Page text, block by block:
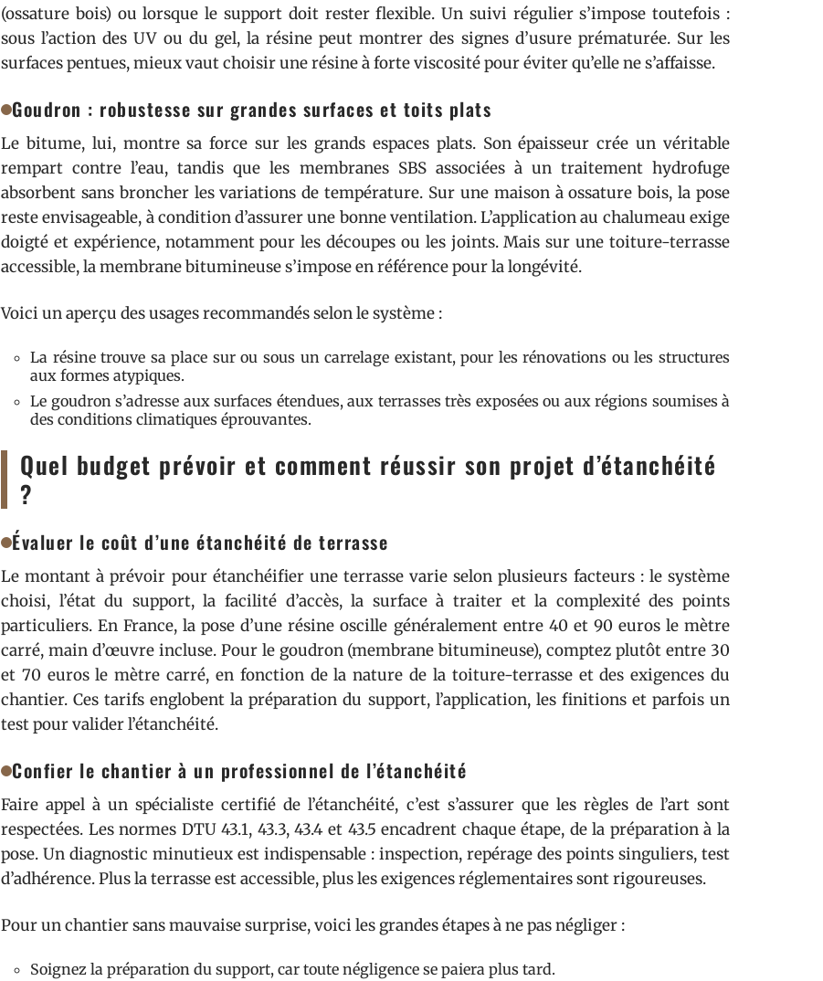
(ossature bois) ou lorsque le support doit rester flexible. Un suivi régulier s’impose toutefois :
sous l’action des UV ou du gel, la résine peut montrer des signes d’usure prématurée. Sur les
surfaces pentues, mieux vaut choisir une résine à forte viscosité pour éviter qu’elle ne s’affaisse.
Goudron : robustesse sur grandes surfaces et toits plats
Le bitume, lui, montre sa force sur les grands espaces plats. Son épaisseur crée un véritable
rempart contre l’eau, tandis que les membranes SBS associées à un traitement hydrofuge
absorbent sans broncher les variations de température. Sur une maison à ossature bois, la pose
reste envisageable, à condition d’assurer une bonne ventilation. L’application au chalumeau exige
doigté et expérience, notamment pour les découpes ou les joints. Mais sur une toiture-terrasse
accessible, la membrane bitumineuse s’impose en référence pour la longévité.
Voici un aperçu des usages recommandés selon le système :
La résine trouve sa place sur ou sous un carrelage existant, pour les rénovations ou les structures
aux formes atypiques.
Le goudron s’adresse aux surfaces étendues, aux terrasses très exposées ou aux régions soumises à
des conditions climatiques éprouvantes.
Quel budget prévoir et comment réussir son projet d’étanchéité
?
Évaluer le coût d’une étanchéité de terrasse
Le montant à prévoir pour étanchéifier une terrasse varie selon plusieurs facteurs : le système
choisi, l’état du support, la facilité d’accès, la surface à traiter et la complexité des points
particuliers. En France, la pose d’une résine oscille généralement entre 40 et 90 euros le mètre
carré, main d’œuvre incluse. Pour le goudron (membrane bitumineuse), comptez plutôt entre 30
et 70 euros le mètre carré, en fonction de la nature de la toiture-terrasse et des exigences du
chantier. Ces tarifs englobent la préparation du support, l’application, les finitions et parfois un
test pour valider l’étanchéité.
Confier le chantier à un professionnel de l’étanchéité
Faire appel à un spécialiste certifié de l’étanchéité, c’est s’assurer que les règles de l’art sont
respectées. Les normes DTU 43.1, 43.3, 43.4 et 43.5 encadrent chaque étape, de la préparation à la
pose. Un diagnostic minutieux est indispensable : inspection, repérage des points singuliers, test
d’adhérence. Plus la terrasse est accessible, plus les exigences réglementaires sont rigoureuses.
Pour un chantier sans mauvaise surprise, voici les grandes étapes à ne pas négliger :
Soignez la préparation du support, car toute négligence se paiera plus tard.